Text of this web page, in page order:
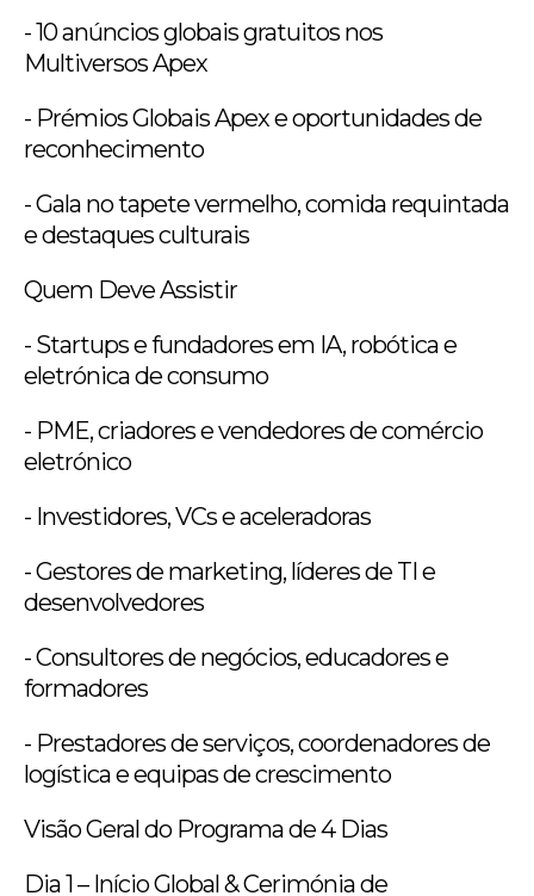
- 10 anúncios globais gratuitos nos
Multiversos Apex
- Prémios Globais Apex e oportunidades de
reconhecimento
- Gala no tapete vermelho, comida requintada
e destaques culturais
Quem Deve Assistir
- Startups e fundadores em IA, robótica e
eletrónica de consumo
- PME, criadores e vendedores de comércio
eletrónico
- Investidores, VCs e aceleradoras
- Gestores de marketing, líderes de TI e
desenvolvedores
- Consultores de negócios, educadores e
formadores
- Prestadores de serviços, coordenadores de
logística e equipas de crescimento
Visão Geral do Programa de 4 Dias
Dia 1 – Início Global & Cerimónia de